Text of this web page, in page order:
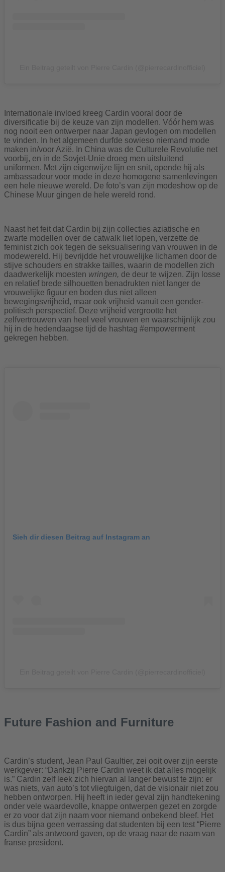
Internationale invloed kreeg Cardin vooral door de
diversificatie bij de keuze van zijn modellen. Vóór hem was
nog nooit een ontwerper naar Japan gevlogen om modellen
te vinden. In het algemeen durfde sowieso niemand mode
maken in/voor Azië. In China was de Culturele Revolutie net
voorbij, en in de Sovjet-Unie droeg men uitsluitend
uniformen. Met zijn eigenwijze lijn en snit, opende hij als
ambassadeur voor mode in deze homogene samenlevingen
een hele nieuwe wereld. De foto’s van zijn modeshow op de
Chinese Muur gingen de hele wereld rond.
Naast het feit dat Cardin bij zijn collecties aziatische en
zwarte modellen over de catwalk liet lopen, verzette de
feminist zich ook tegen de seksualisering van vrouwen in de
modewereld. Hij bevrijdde het vrouwelijke lichamen door de
stijve schouders en strakke tailles, waarin de modellen zich
daadwerkelijk moesten wringen, de deur te wijzen. Zijn losse
en relatief brede silhouetten benadrukten niet langer de
vrouwelijke figuur en boden dus niet alleen
bewegingsvrijheid, maar ook vrijheid vanuit een gender-
politisch perspectief. Deze vrijheid vergrootte het
zelfvertrouwen van heel veel vrouwen en waarschijnlijk zou
hij in de hedendaagse tijd de hashtag #empowerment
gekregen hebben.
Sieh dir diesen Beitrag auf Instagram an
Future Fashion and Furniture
Cardin’s student, Jean Paul Gaultier, zei ooit over zijn eerste
werkgever: “Dankzij Pierre Cardin weet ik dat alles mogelijk
is.” Cardin zelf leek zich hiervan al langer bewust te zijn: er
was niets, van auto’s tot vliegtuigen, dat de visionair niet zou
hebben ontworpen. Hij heeft in ieder geval zijn handtekening
onder vele waardevolle, knappe ontwerpen gezet en zorgde
er zo voor dat zijn naam voor niemand onbekend bleef. Het
is dus bijna geen verrassing dat studenten bij een test “Pierre
Cardin” als antwoord gaven, op de vraag naar de naam van
franse president.